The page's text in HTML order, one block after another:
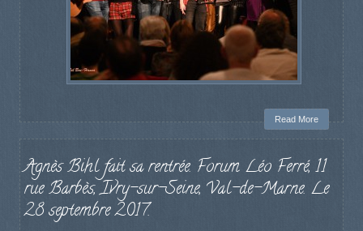
Read More
Agnès Bihl fait sa rentrée. Forum Léo Ferré, 11
rue Barbès, Ivry-sur-Seine, Val-de-Marne. Le
28 septembre 2017.